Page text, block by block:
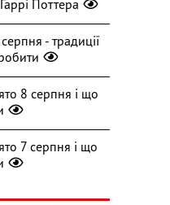
Поттера
- традиції
8 серпня і що
7 серпня і що